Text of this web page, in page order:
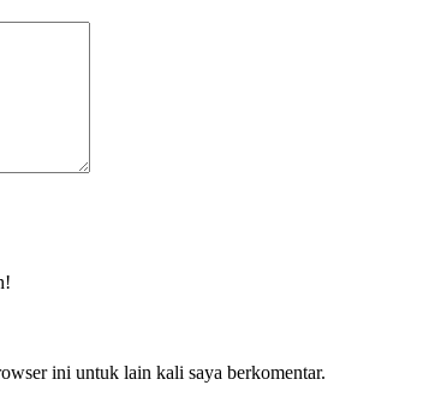
ini untuk lain kali saya berkomentar.